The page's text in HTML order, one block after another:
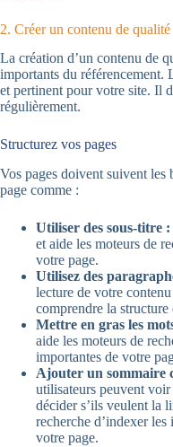
2. Créer un contenu de qualité
La création d’un contenu de
importants du
et pertinent pour votre site. Il
régulièrement.
Structurez vos pages
Vos pages doivent suivent les
page comme :
Utiliser des sous-titre :
et aide les moteurs de
votre page.
Utilisez des
lecture de votre
comprendre la structure
Mettre en gras les
aide les moteurs de
importantes de votre
Ajouter un sommaire
utilisateurs peuvent
décider s’ils veulent la
recherche d’indexer
votre page.